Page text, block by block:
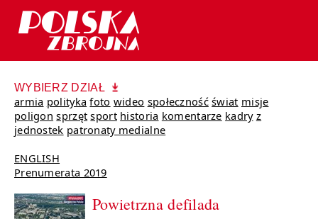
WYBIERZ DZIAŁ
armia polityka foto wideo społeczność świat misje
poligon sprzęt sport historia komentarze kadry z
jednostek patronaty medialne
ENGLISH
Prenumerata 2019
Powietrzna defilada